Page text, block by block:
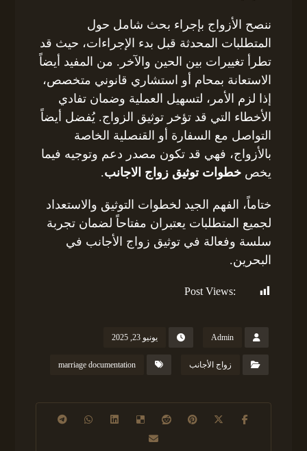
ننصح الأزواج بإجراء بحث شامل حول
المتطلبات المحدثة قبل بدء الإجراءات، حيث قد
تطرأ تغييرات بين الحين والآخر. من المفيد أيضاً
الاستعانة بمحام أو استشاري قانوني متخصص،
إذا لزم الأمر، لتسهيل العملية وضمان تفادي
الأخطاء التي قد تؤخر توثيق الزواج. يُفضل أيضاً
التواصل مع السفارة أو القنصلية الخاصة
بالأزواج، فهي قد تكون مصدر دعم وتوجيه فيما
يخصخطوات توثيق زواج الاجانب.
ختاماً، الفهم الجيد لخطوات التوثيق والاستعداد
لجميع المتطلبات يعتبران مفتاحاً لضمان تجربة
سلسة وفعالة في توثيق زواج الأجانب في
البحرين.
Post Views:
Admin يونيو 23, 2025
زواج الأجانب marriage documentation